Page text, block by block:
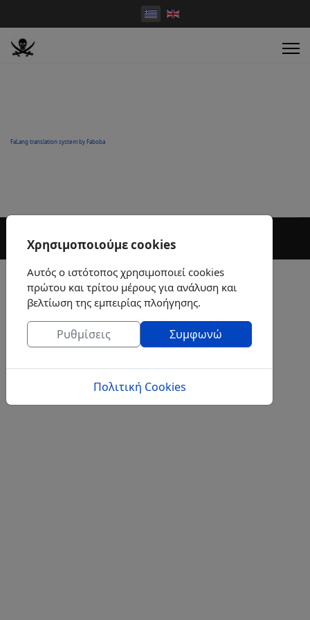
FaLang translation system by Faboba
Χρησιμοποιούμε cookies
Αυτός ο ιστότοπος χρησιμοποιεί cookies
πρώτου και τρίτου μέρους για ανάλυση και
βελτίωση της εμπειρίας πλοήγησης.
Ρυθμίσεις Συμφωνώ
Πολιτική Cookies